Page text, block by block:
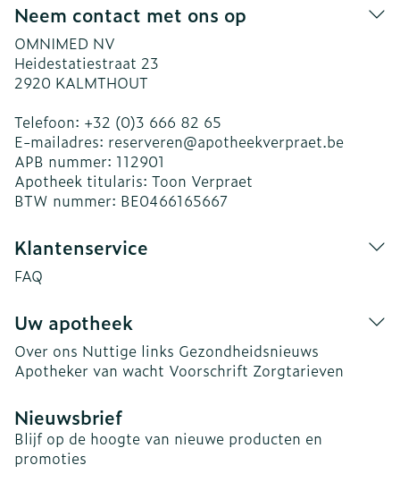
Neem contact met ons op
OMNIMED NV
Heidestatiestraat 23
2920 KALMTHOUT
Telefoon: +32 (0)3 666 82 65
E-mailadres: reserveren@apotheekverpraet.be
APB nummer: 112901
Apotheek titularis: Toon Verpraet
BTW nummer: BE0466165667
Klantenservice
FAQ
Uw apotheek
Over ons Nuttige links Gezondheidsnieuws
Apotheker van wacht Voorschrift Zorgtarieven
Nieuwsbrief
Blijf op de hoogte van nieuwe producten en
promoties